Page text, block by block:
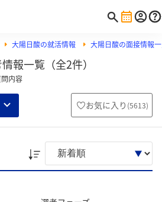
大陽日酸の就活情報 大陽日酸の面接情報
報一覧（全2件）
内容
お気に入り (5613)